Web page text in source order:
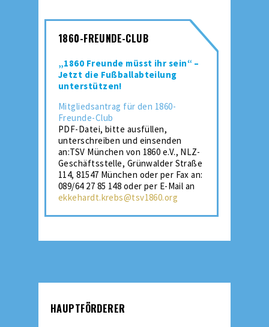
1860-FREUNDE-CLUB
„1860 Freunde müsst ihr sein“ –
Jetzt die Fußballabteilung
unterstützen!
Mitgliedsantrag für den 1860-
Freunde-Club
PDF-Datei, bitte ausfüllen,
unterschreiben und einsenden
an:TSV München von 1860 e.V., NLZ-
Geschäftsstelle, Grünwalder Straße
114, 81547 München oder per Fax an:
089/64 27 85 148 oder per E-Mail an
ekkehardt.krebs@tsv1860.org
HAUPTFÖRDERER